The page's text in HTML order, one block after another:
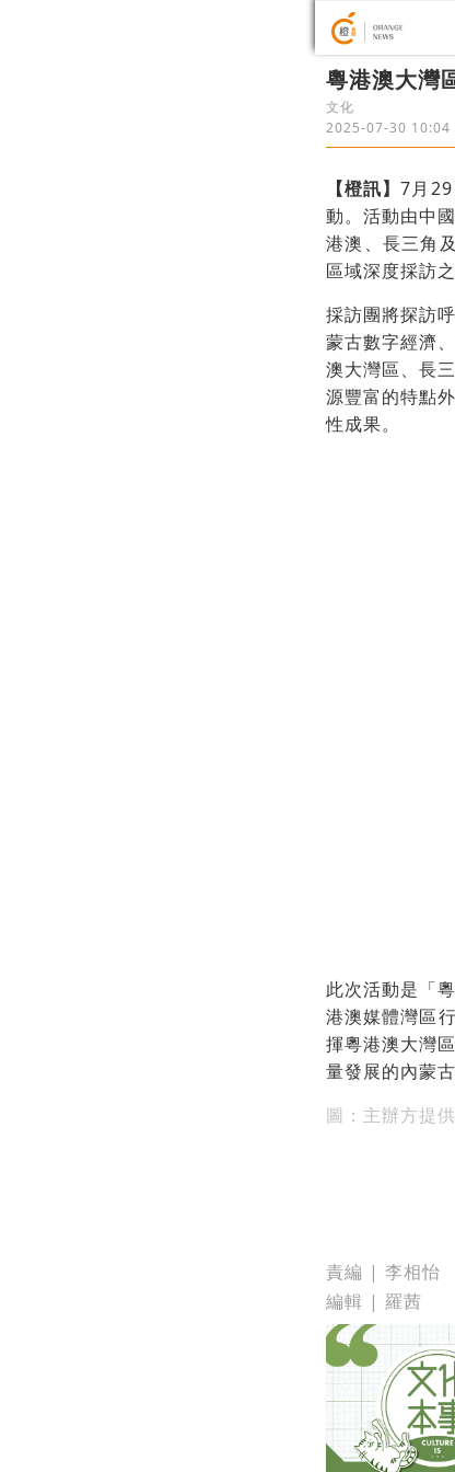
粵港澳大灣
文化
2025-07-30 10:04
【橙訊】7月
動。活動由中
港澳、長三角
區域深度採訪之
採訪團將探訪
蒙古數字經濟
澳大灣區、長
源豐富的特點
性成果。
此次活動是「
港澳媒體灣區
揮粵港澳大灣
量發展的內蒙
圖：主辦方提供
責編 | 李相怡
編輯 | 羅茜